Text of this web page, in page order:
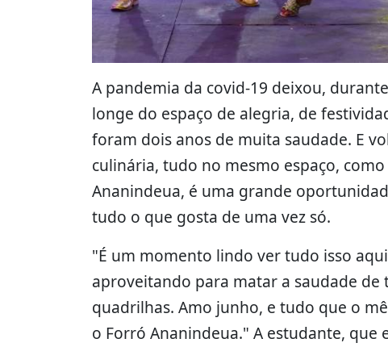
A pandemia da covid-19 deixou,
longe do espaço de alegria, de
foram dois anos de muita saudade. E
culinária, tudo no mesmo espaço,
Ananindeua, é uma grande
tudo o que gosta de uma vez só.
"É um momento lindo ver tudo isso
aproveitando para matar a saudade
quadrilhas. Amo junho, e tudo que o
o Forró Ananindeua." A estudante, que